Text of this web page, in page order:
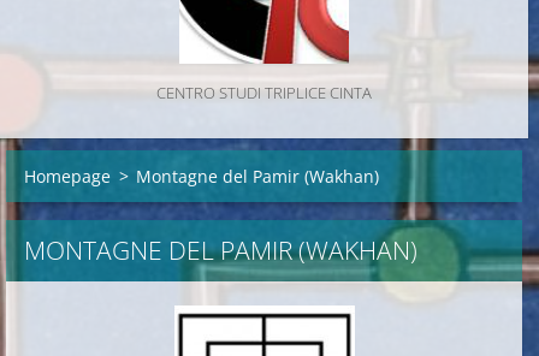
CENTRO STUDI TRIPLICE CINTA
Homepage > Montagne del Pamir (Wakhan)
MONTAGNE DEL PAMIR (WAKHAN)